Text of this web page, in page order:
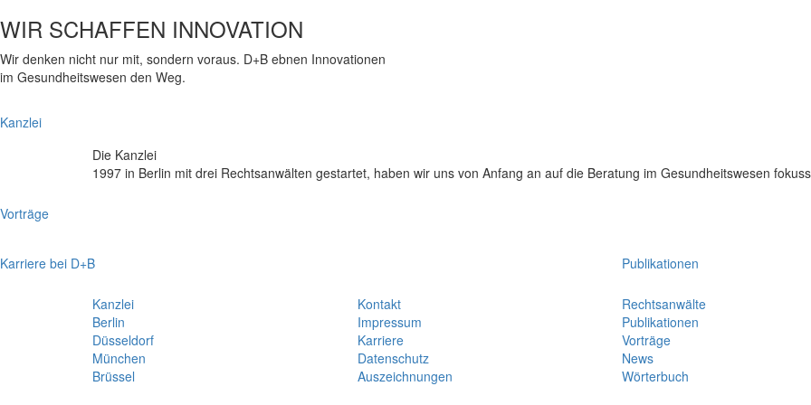
WIR SCHAFFEN INNOVATION
Wir denken nicht nur mit, sondern voraus. D+B ebnen Innovationen
im Gesundheitswesen den Weg.
Kanzlei
Die Kanzlei
1997 in Berlin mit drei Rechtsanwälten gestartet, haben wir uns von Anfang an auf die Beratung im Gesundheitswesen
Vorträge
Karriere bei D+B Publikationen
Kanzlei
Berlin
Düsseldorf
München
Brüssel
Kontakt
Impressum
Karriere
Datenschutz
Auszeichnungen
Rechtsanwälte
Publikationen
Vorträge
News
Wörterbuch